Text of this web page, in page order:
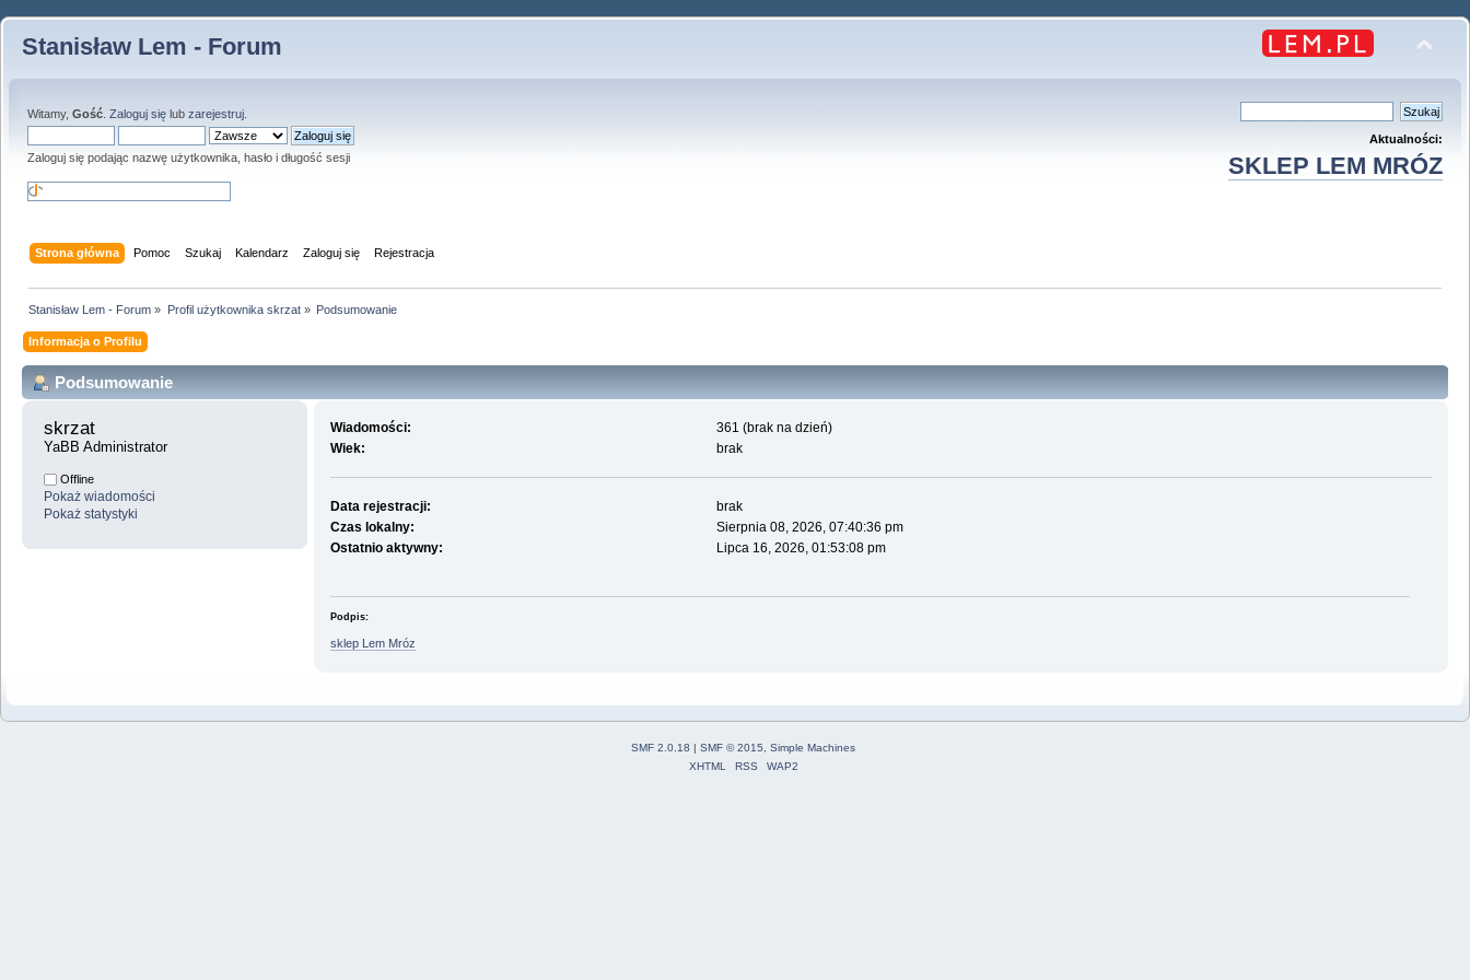
Stanisław Lem - Forum
Witamy, Gość Zaloguj się lub zarejestruj
Zaloguj się podając nazwę użytkownika, hasło i długość sesji
Aktualności:
SKLEP LEM MRÓZ
Strona główna Pomoc Szukaj Kalendarz Zaloguj się Rejestracja
Stanisław Lem - Forum » Profil użytkownika skrzat» Podsumowanie
Informacja o Profilu
Podsumowanie
skrzat
YaBB Administrator
Offline
Pokaż wiadomości
Pokaż statystyki
Wiadomości:
361 (brak na dzień)
Wiek:
brak
Data rejestracji:
brak
Czas lokalny:
Sierpnia 08, 2026, 07:40:36 pm
Ostatnio aktywny:
Lipca 16, 2026, 01:53:08 pm
Podpis:
sklep Lem Mróz
SMF 2.0.18 | SMF © 2015
Simple Machines
XHTML
RSS WAP2